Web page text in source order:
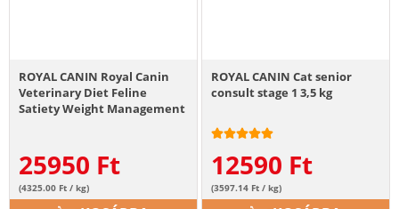
ROYAL CANIN Royal Canin
Veterinary Diet Feline
Satiety Weight Management
25950 Ft
(4325.00 Ft / kg)
ROYAL CANIN Cat senior
consult stage 1 3,5 kg
12590 Ft
(3597.14 Ft / kg)